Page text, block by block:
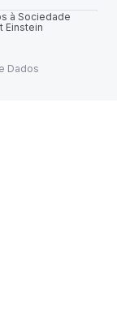
à Sociedade
Einstein
Dados